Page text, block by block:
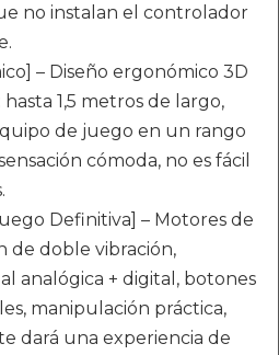
no instalan el controlador
– Diseño ergonómico 3D
1,5 metros de largo,
de juego en un rango
cómoda, no es fácil
Definitiva] – Motores de
de doble vibración,
analógica + digital, botones
manipulación práctica,
dará una experiencia de